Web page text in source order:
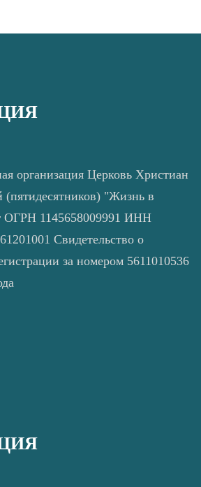
организация Церковь Христиан
(пятидесятников) "Жизнь в
ОГРН 1145658009991 ИНН
Свидетельство о
за номером 5611010536